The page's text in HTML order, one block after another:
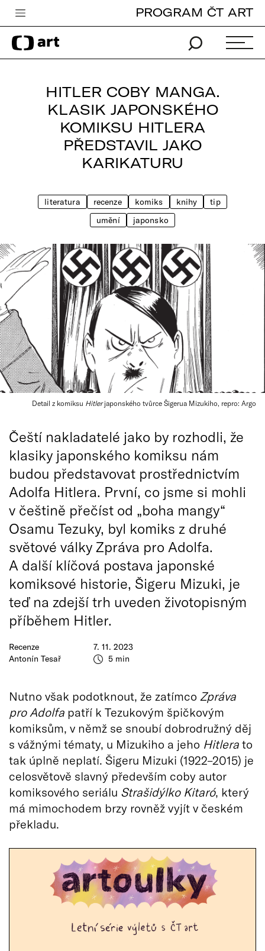
Česká televize
Zpravodajství
Vše o ČT
PROGRAM ČT ART
HITLER COBY MANGA.
KLASIK JAPONSKÉHO
KOMIKSU HITLERA
PŘEDSTAVIL JAKO
KARIKATURU
literatura recenze komiks knihy
tip
umění
japonsko
Detail z komiksu Hitlerjaponského tvůrce Šigerua Mizukiho, repro: Argo
Recenze
Antonín Tesař
7. 11. 2023
5 min
Čeští nakladatelé jako by rozhodli, že
klasiky japonského komiksu nám
budou představovat prostřednictvím
Adolfa Hitlera. První, co jsme si mohli
v češtině přečíst od „boha mangy“
Osamu Tezuky, byl komiks z druhé
světové války Zpráva pro Adolfa.
A další klíčová postava japonské
komiksové historie, Šigeru Mizuki, je
teď na zdejší trh uveden životopisným
příběhem Hitler.
Nutno však podotknout, že zatímco Zpráva
pro Adolfa patří k Tezukovým špičkovým
komiksům, v němž se snoubí dobrodružný děj
s vážnými tématy, u Mizukiho a jeho Hitlera to
tak úplně neplatí. Šigeru Mizuki (1922–2015) je
celosvětově slavný především coby autor
komiksového seriálu Strašidýlko Kitaró, který
má mimochodem brzy rovněž vyjít v českém
překladu.